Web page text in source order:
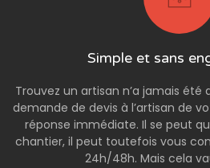
Simple et sans
Trouvez un artisan n’a jamais été
demande de devis à l’artisan de
réponse immédiate. Il se peut
chantier, il peut toutefois vous
24h/48h. Mais cela